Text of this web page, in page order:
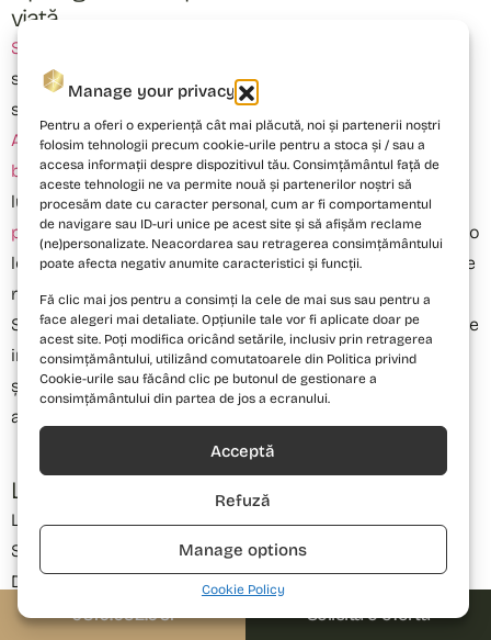
Manage your privacy
Pentru a oferi o experiență cât mai plăcută, noi și partenerii noștri
folosim tehnologii precum cookie-urile pentru a stoca și / sau a
accesa informații despre dispozitivul tău. Consimțământul față de
aceste tehnologii ne va permite nouă și partenerilor noștri să
procesăm date cu caracter personal, cum ar fi comportamentul
de navigare sau ID-uri unice pe acest site și să afișăm reclame
(ne)personalizate. Neacordarea sau retragerea consimțământului
poate afecta negativ anumite caracteristici și funcții.
Fă clic mai jos pentru a consimți la cele de mai sus sau pentru a
face alegeri mai detaliate. Opțiunile tale vor fi aplicate doar pe
acest site. Poți modifica oricând setările, inclusiv prin retragerea
consimțământului, utilizând comutatoarele din Politica privind
Cookie-urile sau făcând clic pe butonul de gestionare a
consimțământului din partea de jos a ecranului.
Acceptă
Refuză
Manage options
Cookie Policy
viață
Studiourile duble
sau ca investiție în chirie, cu o compartimentare care
separă clar zona de zi de cea de noapte.
Apartamente noi 2 camereșiapartamente noi 2 camere
birourăspund direct creșterii cererii de spațiu pentru
lucrul de acasă.Apartamentele de 3 camereși
penthouse-urile duplexsunt destinate familiilor care vor o
locuință definitivă, cu lumină naturală generoasă și terase
reale.
Spațiile comune sunt semnate de Studio 1408 — abordare
inspirată de hoteluri exclusiviste, cu lobby-uri primitoare
și finisaje care continuă atenția la detaliu din
apartamente noi 2 camere birou.
Localizare impresionantă —"15-minute city"
La PRIMA Astera ești la 4 minute pe jos de Stadionul
Steaua, 10 minute de Auchan Drumul Taberei, parcul
Drumul Taberei si statia de metrou M5. Cu mașina, AFI
Cotroceni este la 10 minute, iar Plaza România Mall la 9.
0310.052.061 Solicită o ofertă